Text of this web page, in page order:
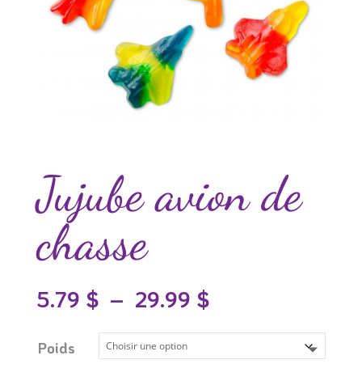
Jujube avion de
chasse
5.79 $ – 29.99 $Plage
prix :
à
Poids